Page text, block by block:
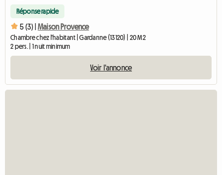
Réponse rapide
5 (3) | Maison Provence
Chambre chez l'habitant | Gardanne (13120) | 20 M2
2 pers. | 1 nuit minimum
Voir l'annonce